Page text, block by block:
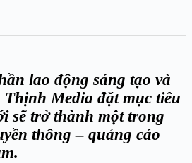
lao động sáng tạo và
Media đặt mục tiêu
sẽ trở thành một trong
thông – quảng cáo